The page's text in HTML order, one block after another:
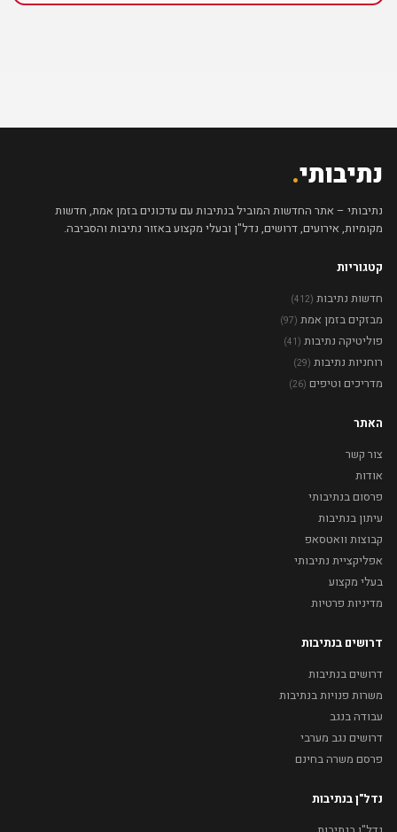
נתיבותי.
נתיבותי – אתר החדשות המוביל בנתיבות עם עדכונים בזמן אמת, חדשות
מקומיות, אירועים, דרושים, נדל"ן ובעלי מקצוע באזור נתיבות והסביבה.
קטגוריות
חדשות נתיבות (412)
מבזקים בזמן אמת (97)
פוליטיקה נתיבות (41)
רוחניות נתיבות (29)
מדריכים וטיפים (26)
האתר
צור קשר
אודות
פרסום בנתיבותי
עיתון בנתיבות
קבוצות וואטסאפ
אפליקציית נתיבותי
בעלי מקצוע
מדיניות פרטיות
דרושים בנתיבות
דרושים בנתיבות
משרות פנויות בנתיבות
עבודה בנגב
דרושים נגב מערבי
פרסם משרה בחינם
נדל"ן בנתיבות